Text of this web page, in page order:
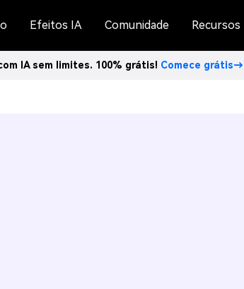
Efeitos IA Comunidade Recursos
IA sem limites. 100% grátis! Comece grátis→